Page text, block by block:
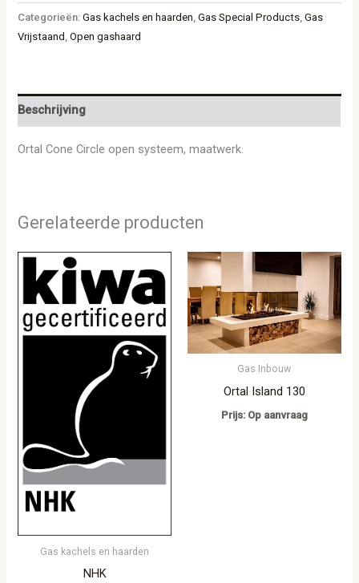
Categorieën:Gas kachels en haarden,Gas Special Products,Gas
Vrijstaand ,Open gashaard
Beschrijving
Ortal Cone Circle open systeem, maatwerk.
Gerelateerde producten
Gas kachels en haarden
NHK
Gas Inbouw
Ortal Island 130
Prijs: Op aanvraag